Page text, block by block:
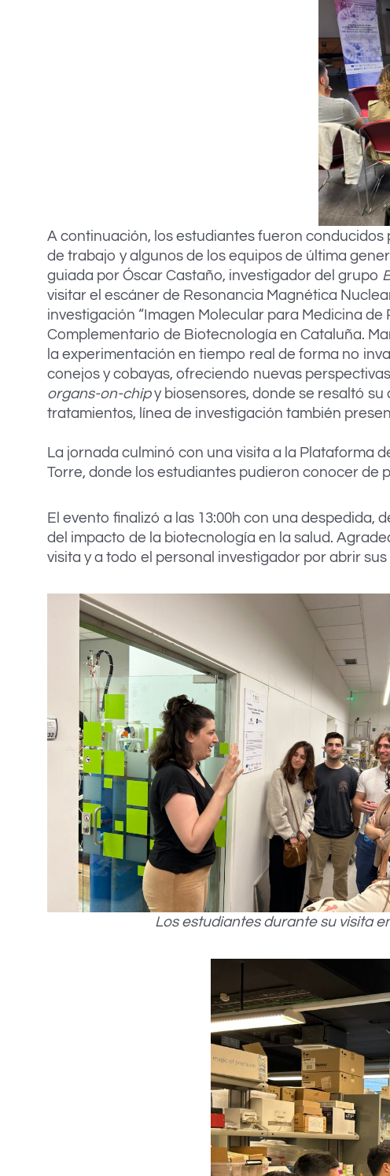
A continuación, los estudiantes fueron
de trabajo y algunos de los equipos de última
guiada por Óscar Castaño, investigador del grupo
visitar el escáner de Resonancia Magnética
investigación “Imagen Molecular para Medicina
Complementario de Biotecnología en Cataluña.
la experimentación en tiempo real de forma no
conejos y cobayas, ofreciendo nuevas
organs-on-chipy biosensores, donde se resaltó
tratamientos, línea de investigación también
La jornada culminó con una visita a la Plataforma
Torre, donde los estudiantes pudieron conocer de
El evento finalizó a las 13:00h con una
del impacto de la biotecnología en la salud.
visita y a todo el personal investigador por abrir
Los estudiantes durante su visita